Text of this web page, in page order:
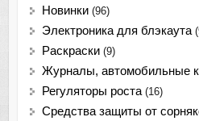
Новинки (96)
Электроника для блэкаута
Раскраски (9)
Журналы, автомобильные
Регуляторы роста (16)
Средства защиты от